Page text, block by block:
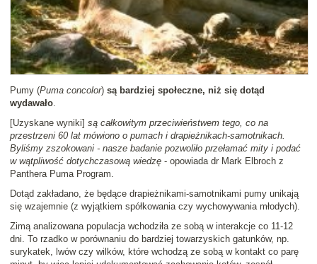
Pumy (Puma concolor) są bardziej społeczne, niż się dotąd
wydawało.
[Uzyskane wyniki] są całkowitym przeciwieństwem tego, co na
przestrzeni 60 lat mówiono o pumach i drapieżnikach-samotnikach.
Byliśmy zszokowani - nasze badanie pozwoliło przełamać mity i podać
w wątpliwość dotychczasową wiedzę - opowiada dr Mark Elbroch z
Panthera Puma Program.
Dotąd zakładano, że będące drapieżnikami-samotnikami pumy unikają
się wzajemnie (z wyjątkiem spółkowania czy wychowywania młodych).
Zimą analizowana populacja wchodziła ze sobą w interakcje co 11-12
dni. To rzadko w porównaniu do bardziej towarzyskich gatunków, np.
surykatek, lwów czy wilków, które wchodzą ze sobą w kontakt co parę